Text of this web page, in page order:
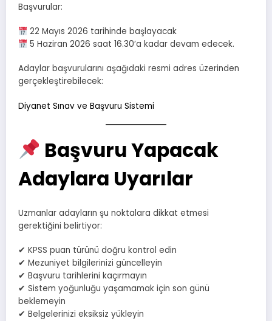
Başvurular:
22 Mayıs 2026 tarihinde başlayacak
5 Haziran 2026 saat 16.30’a kadar devam edecek.
Adaylar başvurularını aşağıdaki resmi adres üzerinden
gerçekleştirebilecek:
Diyanet Sınav ve Başvuru Sistemi
Başvuru Yapacak
Adaylara Uyarılar
Uzmanlar adayların şu noktalara dikkat etmesi
gerektiğini belirtiyor:
✔ KPSS puan türünü doğru kontrol edin
✔ Mezuniyet bilgilerinizi güncelleyin
✔ Başvuru tarihlerini kaçırmayın
✔ Sistem yoğunluğu yaşamamak için son günü
beklemeyin
✔ Belgelerinizi eksiksiz yükleyin